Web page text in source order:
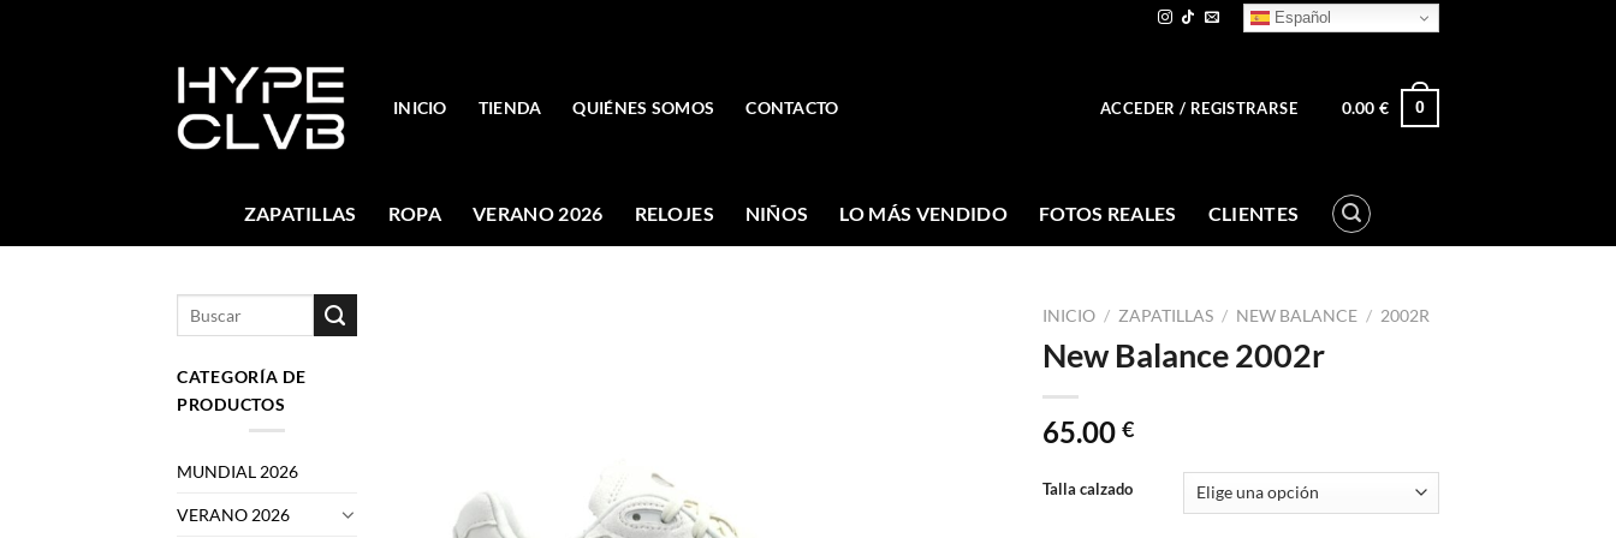
Español
INICIO TIENDA QUIÉNES SOMOS CONTACTO ACCEDER / REGISTRARSE 0.00€ 0
ZAPATILLAS ROPA VERANO 2026 RELOJES NIÑOS LO MÁS VENDIDO FOTOS REALES CLIENTES
CATEGORÍA DE
PRODUCTOS
MUNDIAL 2026
VERANO 2026
INICIO / ZAPATILLAS / NEW BALANCE / 2002R
New Balance 2002r
65.00 €
Talla calzado